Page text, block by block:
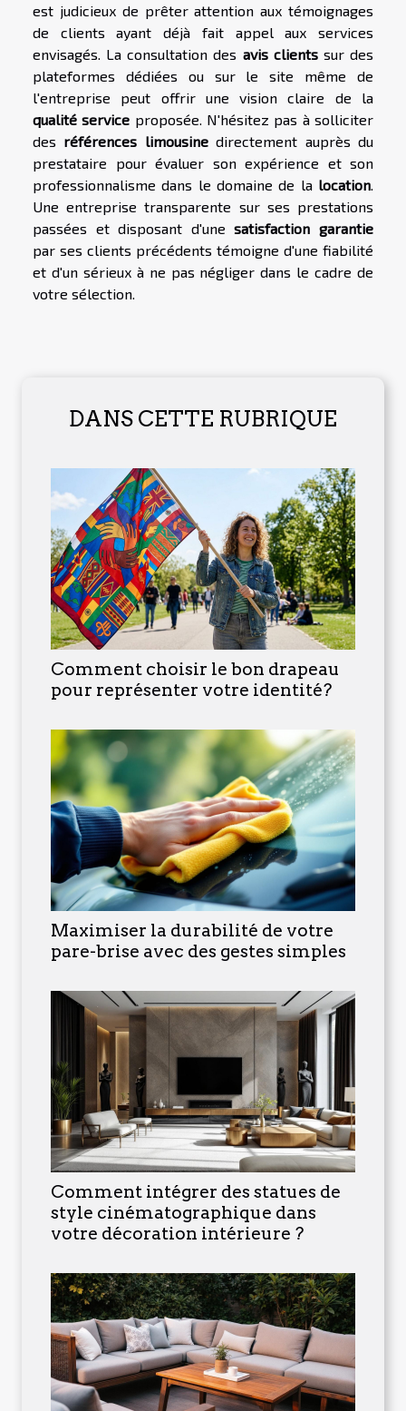
est judicieux de prêter attention aux témoignages
de clients ayant déjà fait appel aux services
envisagés. La consultation des avis clientssur des
plateformes dédiées ou sur le site même de
l'entreprise peut offrir une vision claire de la
qualité service proposée. N'hésitez pas à solliciter
des références limousinedirectement auprès du
prestataire pour évaluer son expérience et son
professionnalisme dans le domaine de la location.
Une entreprise transparente sur ses prestations
passées et disposant d'unesatisfaction garantie
par ses clients précédents témoigne d'une fiabilité
et d'un sérieux à ne pas négliger dans le cadre de
votre sélection.
DANS CETTE RUBRIQUE
Comment choisir le bon drapeau
pour représenter votre identité?
Maximiser la durabilité de votre
pare-brise avec des gestes simples
Comment intégrer des statues de
style cinématographique dans
votre décoration intérieure ?